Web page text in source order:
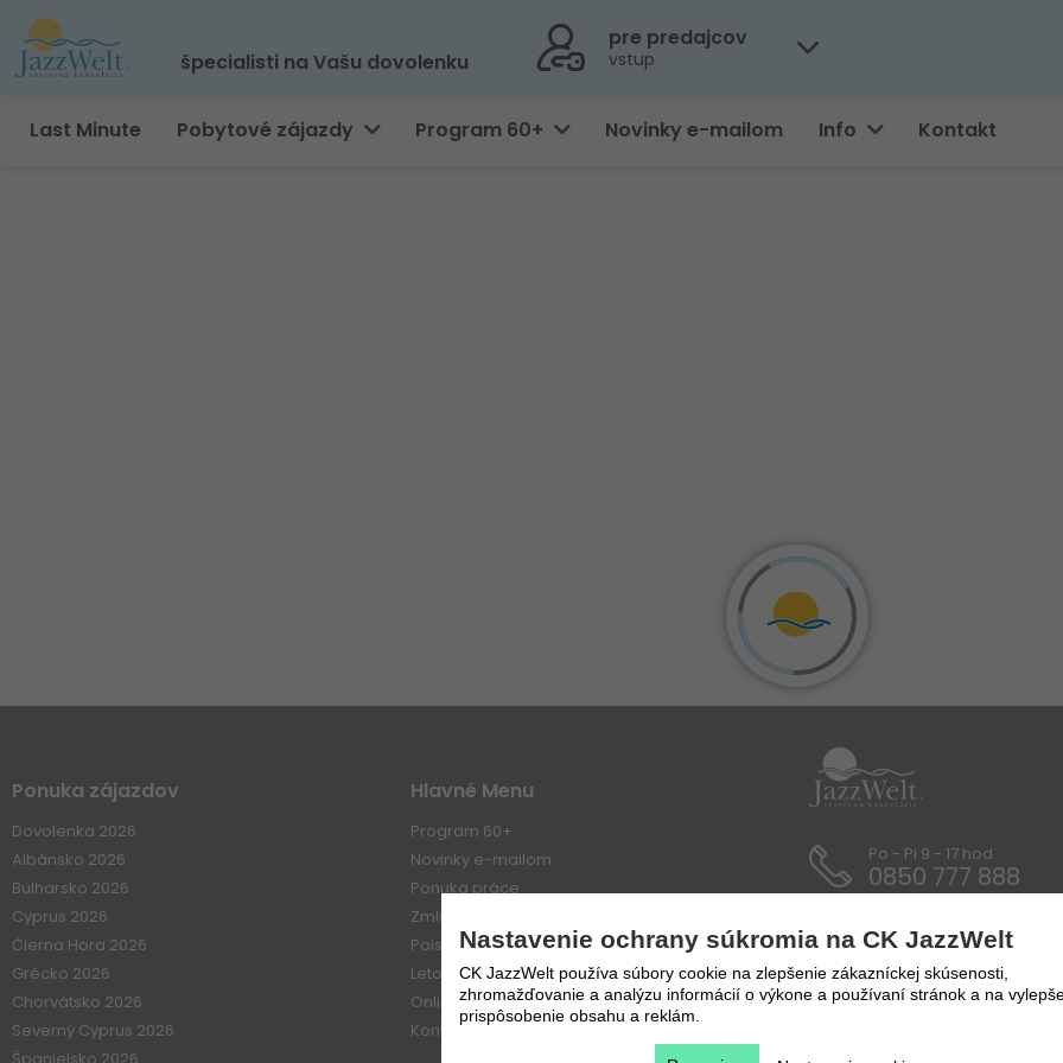
špecialisti na Vašu dovolenku
pre predajcov
vstup
Last Minute Pobytové zájazdy Program 60+ Novinky e-mailom Info Kontakt
Ponuka zájazdov
Dovolenka 2026
Albánsko 2026
Bulharsko 2026
Cyprus 2026
Čierna Hora 2026
Grécko 2026
Chorvátsko 2026
Severný Cyprus 2026
Hlavné Menu
Program 60+
Novinky e-mailom
Ponuka práce
Zmluvné vzťahy / Dokumenty
Poistenie
Letové poriadky a prepravné podmienky
Online platba
Kontakt
Po - Pi 9 - 17 hod
0850 777 888
Nastavenie ochrany súkromia na CK JazzWelt
CK JazzWelt používa súbory cookie na zlepšenie zákazníckej skúsenosti,
zhromažďovanie a analýzu informácií o výkone a používaní stránok a na
prispôsobenie obsahu a reklám.